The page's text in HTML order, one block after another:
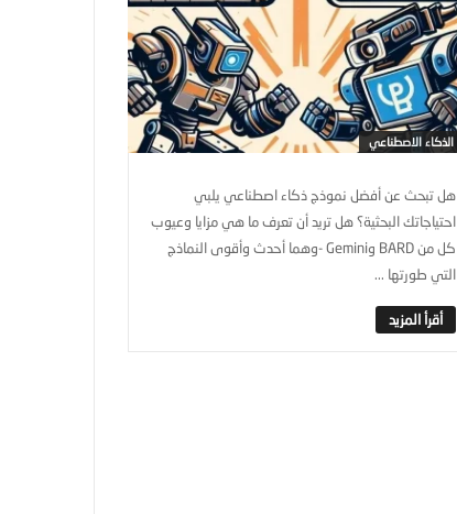
الذكاء الاصطناعي
هل تبحث عن أفضل نموذج ذكاء اصطناعي يلبي
احتياجاتك البحثية؟ هل تريد أن تعرف ما هي مزايا وعيوب
كل من BARD وGemini -وهما أحدث وأقوى النماذج
التي طورتها ...
‎أقرأ المزيد